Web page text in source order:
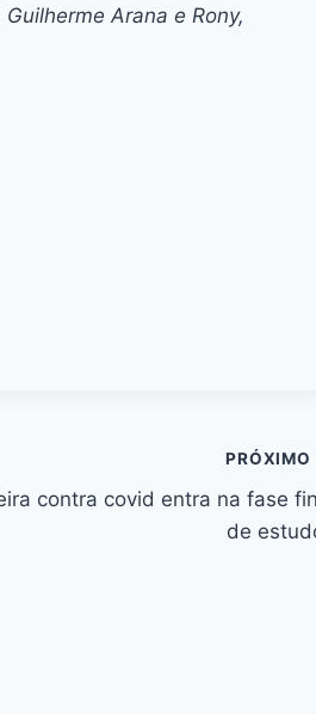
Arana e Rony,
PRÓXIMO
contra covid entra na fase
de